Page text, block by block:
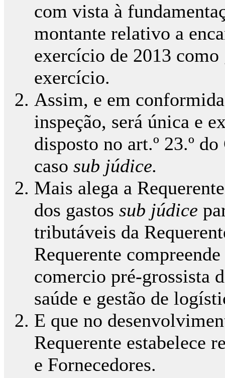
com vista à
montante relativo a
exercício de 2013
exercício.
Assim, e em
inspeção, será única e
disposto no art.º 23.º
caso sub júdice.
Mais alega a
dos gastos sub júdice
tributáveis da
Requerente
comercio pré-grossista
saúde e gestão de
E que no
Requerente estabelece
e Fornecedores.